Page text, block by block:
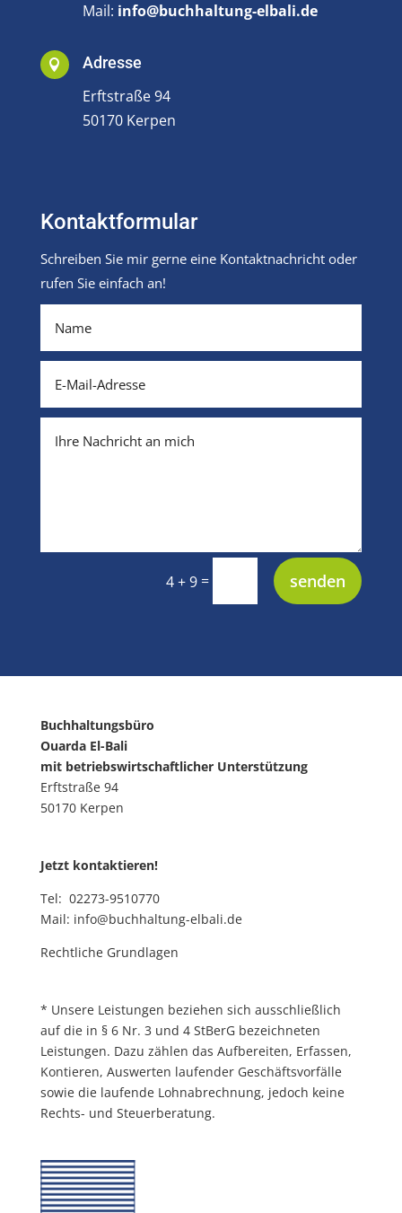
Mail: info@buchhaltung-elbali.de
 Adresse
Erftstraße 94
50170 Kerpen
Kontaktformular
Schreiben Sie mir gerne eine Kontaktnachricht oder
rufen Sie einfach an!
4 + 9 = senden
Buchhaltungsbüro
Ouarda El-Bali
mit betriebswirtschaftlicher Unterstützung
Erftstraße 94
50170 Kerpen
Jetzt kontaktieren!
Tel: 02273-9510770
Mail: info@buchhaltung-elbali.de
Rechtliche Grundlagen
* Unsere Leistungen beziehen sich ausschließlich
auf die in § 6 Nr. 3 und 4 StBerG bezeichneten
Leistungen. Dazu zählen das Aufbereiten, Erfassen,
Kontieren, Auswerten laufender Geschäftsvorfälle
sowie die laufende Lohnabrechnung, jedoch keine
Rechts- und Steuerberatung.